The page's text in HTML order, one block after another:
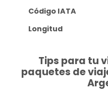
Código IATA
Longitud
Tips para tu
paquetes de